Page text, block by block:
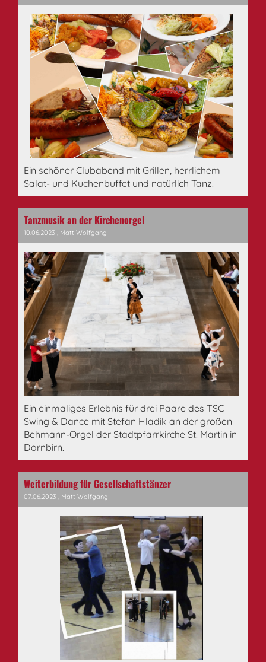
Ein schöner Clubabend mit Grillen, herrlichem
Salat- und Kuchenbuffet und natürlich Tanz.
Tanzmusik an der Kirchenorgel
10.06.2023 , Matt Wolfgang
Ein einmaliges Erlebnis für drei Paare des TSC
Swing & Dance mit Stefan Hladik an der großen
Behmann-Orgel der Stadtpfarrkirche St. Martin in
Dornbirn.
Weiterbildung für Gesellschaftstänzer
07.06.2023 , Matt Wolfgang